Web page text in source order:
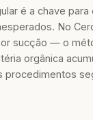
é a chave para
No
sucção — o
orgânica
procedimentos